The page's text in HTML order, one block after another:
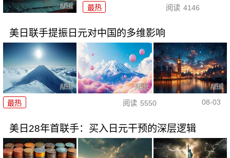
最热 阅读 4146
美日联手提振日元对中国的多维影响
最热 阅读 5550 08-03
美日28年首联手：买入日元干预的深层逻辑